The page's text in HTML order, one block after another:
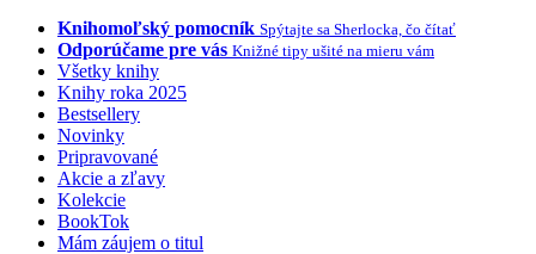
Knihomoľský pomocník Spýtajte sa Sherlocka, čo čítať
Odporúčame pre vás Knižné tipy ušité na mieru vám
Všetky knihy
Knihy roka 2025
Bestsellery
Novinky
Pripravované
Akcie a zľavy
Kolekcie
BookTok
Mám záujem o titul